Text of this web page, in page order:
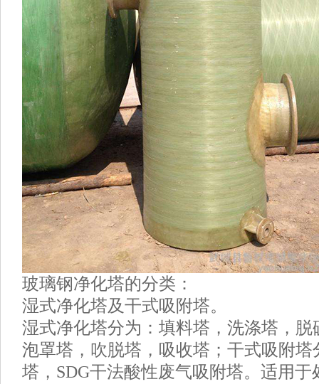
玻璃钢净化塔的分类：
湿式净化塔及干式吸附塔。
湿式净化塔分为：填料塔，洗涤塔，脱
泡罩塔，吹脱塔，吸收塔；干式吸附塔
塔，SDG干法酸性废气吸附塔。适用